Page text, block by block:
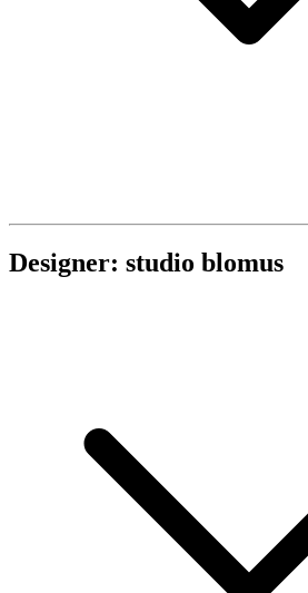
Designer: studio blomus